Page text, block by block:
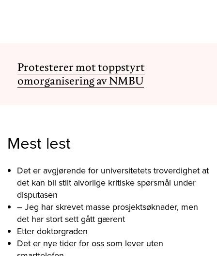
Protesterer mot toppstyrt
omorganisering av NMBU
Mest lest
Det er avgjørende for universitetets troverdighet at
det kan bli stilt alvorlige kritiske spørsmål under
disputasen
– Jeg har skrevet masse prosjektsøknader, men
det har stort sett gått gærent
Etter doktorgraden
Det er nye tider for oss som lever uten